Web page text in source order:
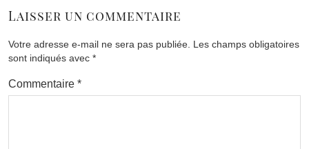
Laisser un commentaire
Votre adresse e-mail ne sera pas publiée. Les champs obligatoires
sont indiqués avec *
Commentaire *